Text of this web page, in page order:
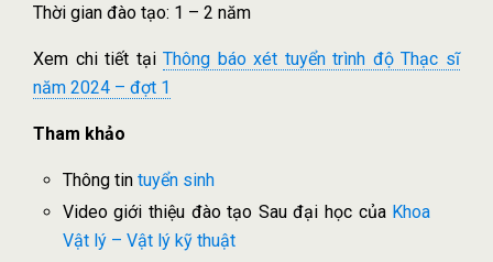
Thời gian đào tạo: 1 – 2 năm
Xem chi tiết tạiThông báo xét tuyển trình độ Thạc sĩ
năm 2024 – đợt 1
Tham khảo
Thông tin tuyển sinh
Video giới thiệu đào tạo Sau đại học của Khoa
Vật lý – Vật lý kỹ thuật